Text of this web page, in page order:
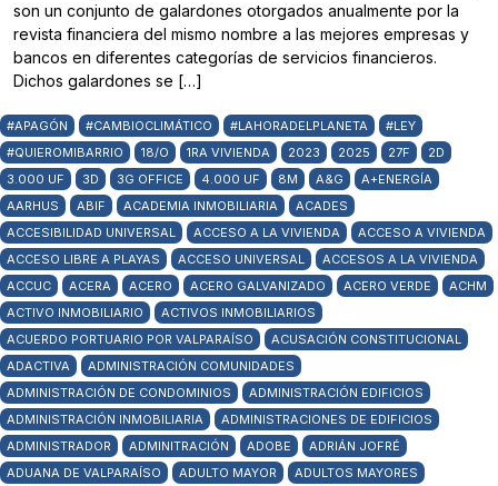
son un conjunto de galardones otorgados anualmente por la
revista financiera del mismo nombre a las mejores empresas y
bancos en diferentes categorías de servicios financieros.
Dichos galardones se […]
#APAGÓN #CAMBIOCLIMÁTICO #LAHORADELPLANETA
#LEY
#QUIEROMIBARRIO
18/O 1RA VIVIENDA 2023 2025 27F
2D
3.000 UF
3D 3G OFFICE 4.000 UF 8M A&G
A+ENERGÍA
AARHUS
ABIF ACADEMIA INMOBILIARIA
ACADES
ACCESIBILIDAD UNIVERSAL
ACCESO A LA VIVIENDA
ACCESO A VIVIENDA
ACCESO LIBRE A PLAYAS
ACCESO UNIVERSAL
ACCESOS A LA VIVIENDA
ACCUC
ACERA ACERO ACERO GALVANIZADO ACERO VERDE
ACHM
ACTIVO INMOBILIARIO
ACTIVOS INMOBILIARIOS
ACUERDO PORTUARIO POR VALPARAÍSO
ACUSACIÓN CONSTITUCIONAL
ADACTIVA
ADMINISTRACIÓN COMUNIDADES
ADMINISTRACIÓN DE CONDOMINIOS
ADMINISTRACIÓN EDIFICIOS
ADMINISTRACIÓN INMOBILIARIA
ADMINISTRACIONES DE EDIFICIOS
ADMINISTRADOR
ADMINITRACIÓN ADOBE
ADRIÁN JOFRÉ
ADUANA DE VALPARAÍSO
ADULTO MAYOR
ADULTOS MAYORES